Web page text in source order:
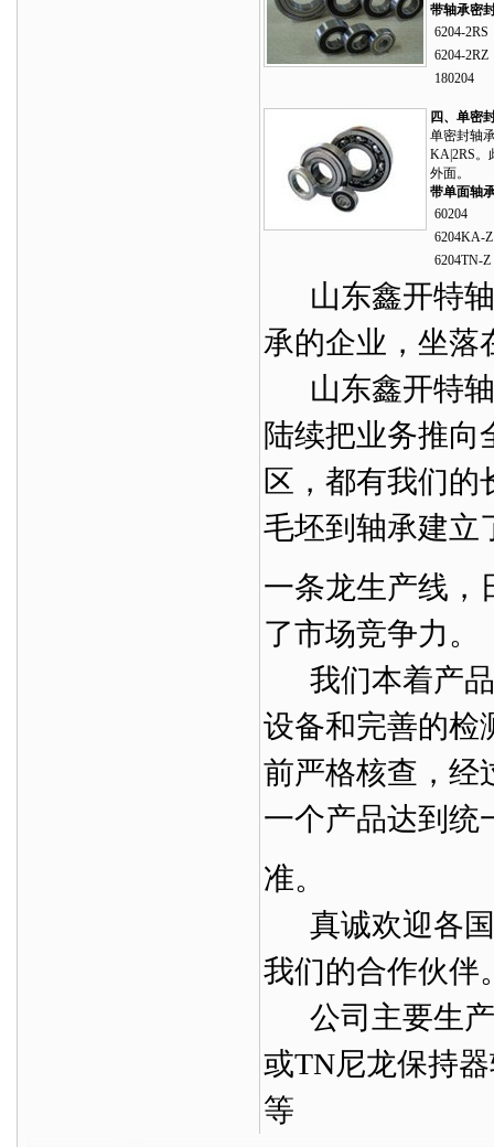
带轴承密
6204-2RS
6204-2RZ
180204
四、单密
单密封轴
KA|2RS。
外面。
带单面轴
60204
6204KA-Z
6204TN-Z
山东鑫开特
承的企业，坐落
山东鑫开特轴
陆续把业务推向
区，都有我们的
毛坯到轴承建立
一条龙生产线，
了市场竞争力。
我们本着产品
设备和完善的检
前严格核查，经
一个产品达到统
准。
真诚欢迎各国
我们的合作伙伴
公司主要生产
或TN尼龙保持
等